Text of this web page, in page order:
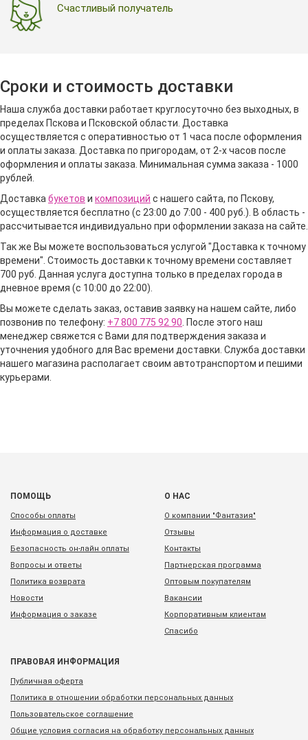
Счастливый получатель
Сроки и стоимость доставки
Наша служба доставки работает круглосуточно без выходных, в
пределах Пскова и Псковской области. Доставка
осуществляется с оперативностью от 1 часа после оформления
и оплаты заказа. Доставка по пригородам, от 2-х часов после
оформления и оплаты заказа. Минимальная сумма заказа - 1000
рублей.
Доставка букетов и композиций с нашего сайта, по Пскову,
осуществляется бесплатно (с 23:00 до 7:00 - 400 руб.). В область -
рассчитывается индивидуально при оформлении заказа на сайте.
Так же Вы можете воспользоваться услугой "Доставка к точному
времени". Стоимость доставки к точному времени составляет
700 руб. Данная услуга доступна только в пределах города в
дневное время (с 10:00 до 22:00).
Вы можете сделать заказ, оставив заявку на нашем сайте, либо
позвонив по телефону: +7 800 775 92 90 . После этого наш
менеджер свяжется с Вами для подтверждения заказа и
уточнения удобного для Вас времени доставки. Служба доставки
нашего магазина располагает своим автотранспортом и пешими
курьерами.
ПОМОЩЬ
Способы оплаты
Информация о доставке
Безопасность он-лайн оплаты
Вопросы и ответы
Политика возврата
Новости
Информация о заказе
О НАС
О компании "Фантазия"
Отзывы
Контакты
Партнерская программа
Оптовым покупателям
Вакансии
Корпоративным клиентам
Спасибо
ПРАВОВАЯ ИНФОРМАЦИЯ
Публичная оферта
Политика в отношении обработки персональных данных
Пользовательское соглашение
Общие условия согласия на обработку персональных данных